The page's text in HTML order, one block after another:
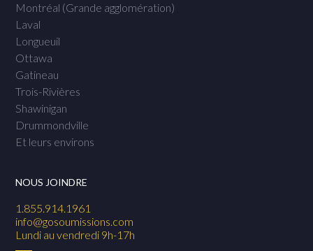
Montréal (Grande agglomération)
Laval
Longueuil
Ottawa
Gatineau
Trois-Rivières
Shawinigan
Drummondville
Et leurs environs
NOUS JOINDRE
1.855.914.1961
info@gosoumissions.com
Lundi au vendredi 9h-17h